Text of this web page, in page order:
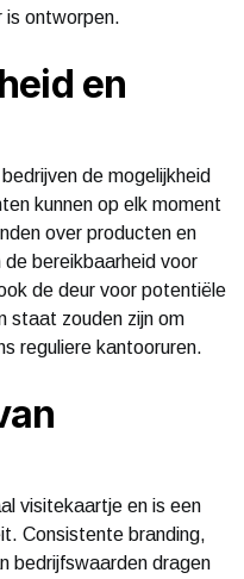
is ontworpen.
en
de mogelijkheid
kunnen op elk moment
over producten en
bereikbaarheid voor
de deur voor potentiële
staat zouden zijn om
reguliere kantooruren.
visitekaartje en is een
Consistente branding,
bedrijfswaarden dragen